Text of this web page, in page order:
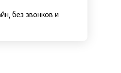
без звонков и